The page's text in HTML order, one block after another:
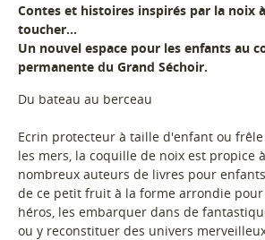
Contes et histoires inspirés par la noix
toucher...
Un nouvel espace pour les enfants au
permanente du Grand Séchoir.
Du bateau au berceau
Ecrin protecteur à taille d'enfant ou
les mers, la coquille de noix est propice
nombreux auteurs de livres pour
de ce petit fruit à la forme arrondie
héros, les embarquer dans de
ou y reconstituer des univers